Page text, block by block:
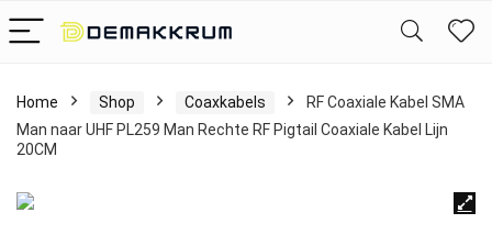
Home Shop Coaxkabels
RF Coaxiale Kabel SMA
Man naar UHF PL259 Man Rechte RF Pigtail Coaxiale Kabel Lijn
20CM